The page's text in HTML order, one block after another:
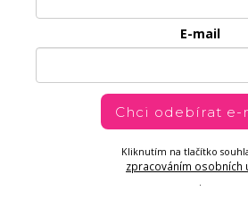
E-mail
Chci odebírat e-
Kliknutím na tlačítko
zpracováním osobních
.